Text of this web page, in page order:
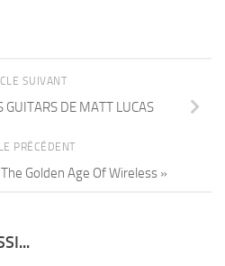
SUIVANT
GUITARS DE MATT LUCAS
PRÉCÉDENT
Golden Age Of Wireless »